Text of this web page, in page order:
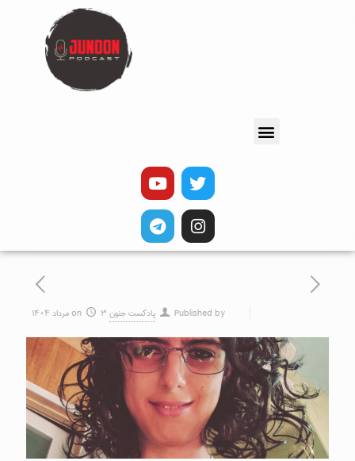
Published by پادکست جنون on ۳ مرداد ۱۴۰۴